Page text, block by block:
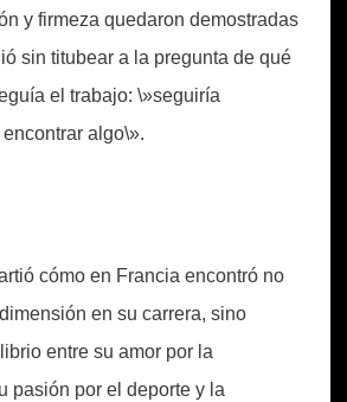
y firmeza quedaron demostradas
sin titubear a la pregunta de qué
el trabajo: \»seguiría
algo\».
cómo en Francia encontró no
en su carrera, sino
entre su amor por la
pasión por el deporte y la